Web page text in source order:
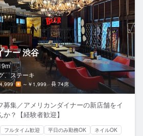
ナー 渋谷
、ステーキ
～￥1,999 74席
募集／アメリカンダイナーの新店舗をイ
？【経験者歓迎】
フルタイム歓迎 平日のみ勤務OK
ネイルOK